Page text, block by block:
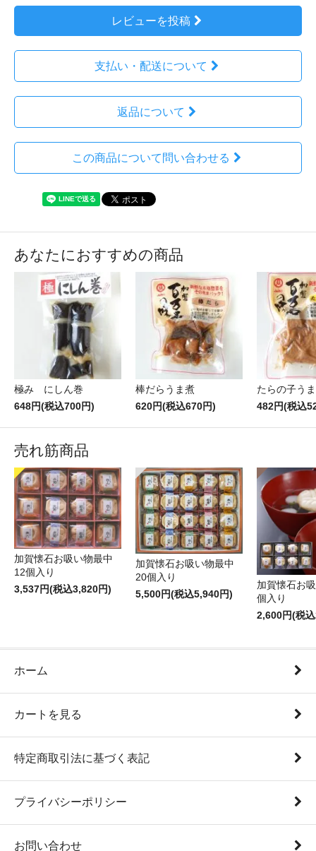
レビューを投稿
支払い・配送について
返品について
この商品について問い合わせる
あなたにおすすめの商品
極み にしん巻
648円(税込700円)
棒だらうま煮
620円(税込670円)
たらの子う
482円(税込
売れ筋商品
加賀懐石お吸い物最中
12個入り
3,537円(税込3,820円)
加賀懐石お吸い物最中
20個入り
5,500円(税込5,940円)
加賀懐石お
個入り
2,600円(税
ホーム
カートを見る
特定商取引法に基づく表記
プライバシーポリシー
お問い合わせ